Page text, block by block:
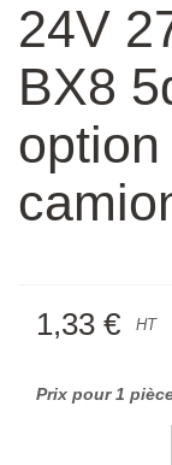
24V
BX8
1,33 € HT
Prix pour 1